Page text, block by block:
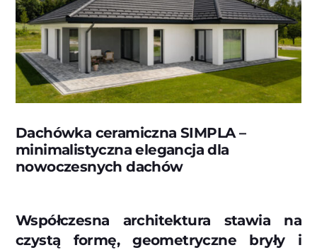
Dachówka ceramiczna SIMPLA –
minimalistyczna elegancja dla
nowoczesnych dachów
Współczesna architektura stawia na
czystą formę, geometryczne bryły i